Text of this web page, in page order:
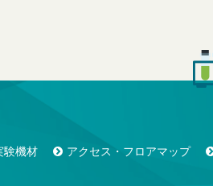
験機材 アクセス・フロアマップ